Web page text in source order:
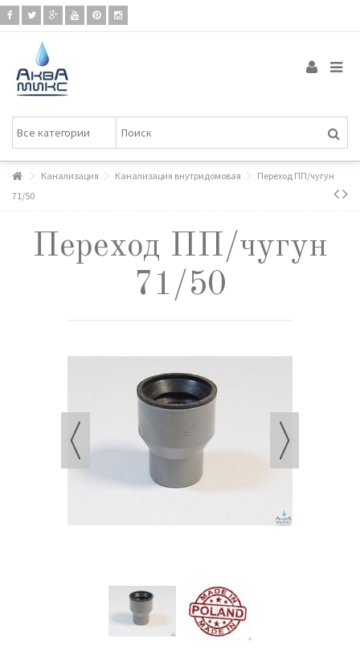
Канализация Канализация внутридомовая
Переход ПП/чугун
71/50
Переход ПП/чугун
71/50